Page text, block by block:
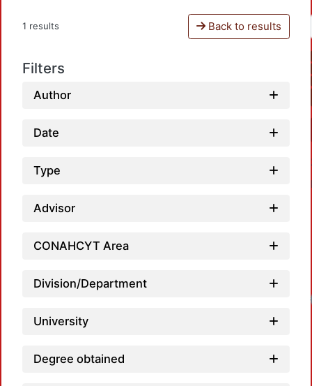
1 results Back to results
Filters
Author
Date
Type
Advisor
CONAHCYT Area
Division/Department
University
Degree obtained